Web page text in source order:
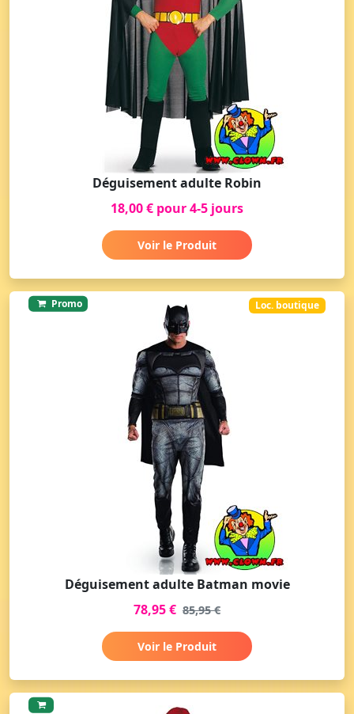
Déguisement adulte Robin
18,00 € pour 4-5 jours
Voir le Produit
Promo Loc. boutique
Déguisement adulte Batman movie
78,95 € 85,95 €
Voir le Produit